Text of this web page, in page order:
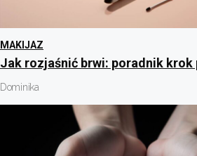
MAKIJAZ
Jak rozjaśnić brwi: poradnik krok
Dominika